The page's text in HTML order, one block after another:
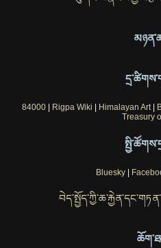
84000| Rigpa Wiki Himalayan Art|
Treasury
Bluesky|